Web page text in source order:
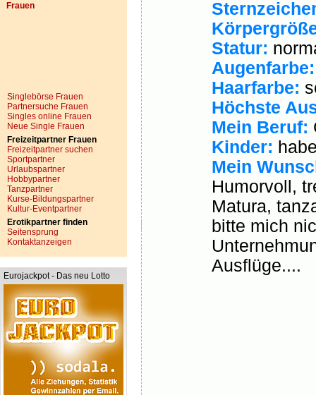
Frauen
Singlebörse Frauen
Partnersuche Frauen
Singles online Frauen
Neue Single Frauen
Freizeitpartner Frauen
Freizeitpartner suchen
Sportpartner
Urlaubspartner
Hobbypartner
Tanzpartner
Kurse-Bildungspartner
Kultur-Eventpartner
Erotikpartner finden
Seitensprung
Kontaktanzeigen
Eurojackpot - Das neu Lotto
Statur:
Augenfarbe:
Haarfarbe:
Höchste
Mein Beruf:
Kinder:
Mein
Humorvoll,
Matura,
bitte mich
Ausflüge....